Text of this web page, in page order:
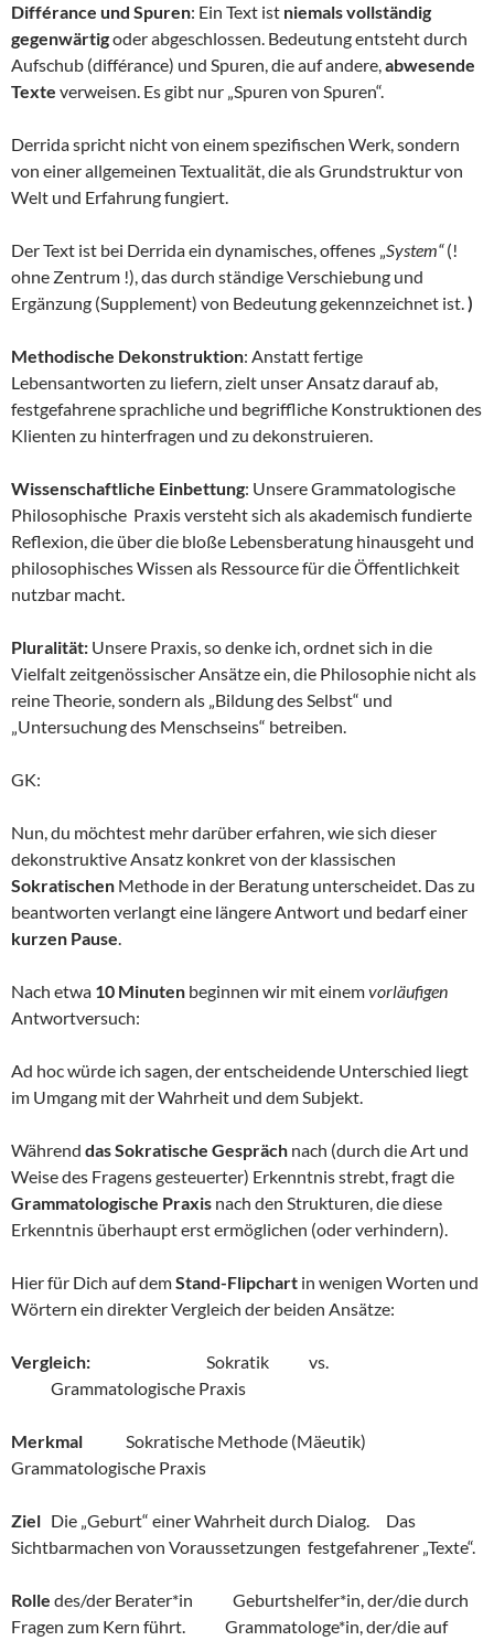
Différance und Spuren: Ein Text ist niemals vollständig
gegenwärtigoder abgeschlossen. Bedeutung entsteht durch
Aufschub (différance) und Spuren, die auf andere,abwesende
Texte verweisen. Es gibt nur „Spuren von Spuren“.
Derrida spricht nicht von einem spezifischen Werk, sondern
von einer allgemeinen Textualität, die als Grundstruktur von
Welt und Erfahrung fungiert.
Der Text ist bei Derrida ein dynamisches, offenes „System“(!
ohne Zentrum !), das durch ständige Verschiebung und
Ergänzung (Supplement) von Bedeutung gekennzeichnet ist.)
Methodische Dekonstruktion: Anstatt fertige
Lebensantworten zu liefern, zielt unser Ansatz darauf ab,
festgefahrene sprachliche und begriffliche Konstruktionen des
Klienten zu hinterfragen und zu dekonstruieren.
Wissenschaftliche Einbettung: Unsere Grammatologische
Philosophische Praxis versteht sich als akademisch fundierte
Reflexion, die über die bloße Lebensberatung hinausgeht und
philosophisches Wissen als Ressource für die Öffentlichkeit
nutzbar macht.
Pluralität: Unsere Praxis, so denke ich, ordnet sich in die
Vielfalt zeitgenössischer Ansätze ein, die Philosophie nicht als
reine Theorie, sondern als „Bildung des Selbst“ und
„Untersuchung des Menschseins“ betreiben.
GK:
Nun, du möchtest mehr darüber erfahren, wie sich dieser
dekonstruktive Ansatz konkret von der klassischen
Sokratischen Methode in der Beratung unterscheidet. Das zu
beantworten verlangt eine längere Antwort und bedarf einer
kurzen Pause.
Nach etwa 10 Minuten beginnen wir mit einemvorläufigen
Antwortversuch:
Ad hoc würde ich sagen, der entscheidende Unterschied liegt
im Umgang mit der Wahrheit und dem Subjekt.
Während das Sokratische Gespräch nach (durch die Art und
Weise des Fragens gesteuerter) Erkenntnis strebt, fragt die
Grammatologische Praxis nach den Strukturen, die diese
Erkenntnis überhaupt erst ermöglichen (oder verhindern).
Hier für Dich auf demStand-Flipchart in wenigen Worten und
Wörtern ein direkter Vergleich der beiden Ansätze:
Vergleich: Sokratik vs.
Grammatologische Praxis
Merkmal Sokratische Methode (Mäeutik)
Grammatologische Praxis
Ziel Die „Geburt“ einer Wahrheit durch Dialog. Das
Sichtbarmachen von Voraussetzungen festgefahrener „Texte“.
Rolle des/der Berater*in Geburtshelfer*in, der/die durch
Fragen zum Kern führt. Grammatologe*in, der/die auf